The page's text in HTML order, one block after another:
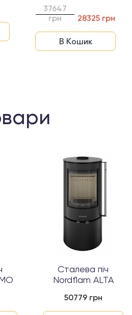
37647
грн
28325 грн
В Кошик
Сталева піч
Nordflam ALTA
50779 грн